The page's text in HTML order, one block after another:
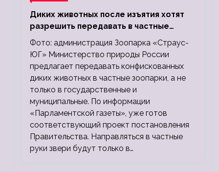
Диких животных после изъятия хотят
разрешить передавать в частные
зоопарки
Фото: администрация Зоопарка «Страус-
ЮГ» Министерство природы России
предлагает передавать конфискованных
диких животных в частные зоопарки, а не
только в государственные и
муниципальные. По информации
«Парламентской газеты», уже готов
соответствующий проект постановления
Правительства. Направляться в частные
руки звери будут только в…